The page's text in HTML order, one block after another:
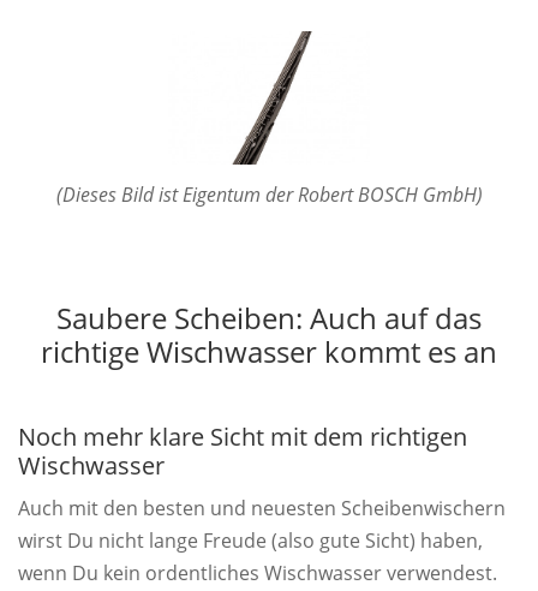
(Dieses Bild ist Eigentum der Robert BOSCH GmbH)
Saubere Scheiben: Auch auf das
richtige Wischwasser kommt es an
Noch mehr klare Sicht mit dem richtigen
Wischwasser
Auch mit den besten und neuesten Scheibenwischern
wirst Du nicht lange Freude (also gute Sicht) haben,
wenn Du kein ordentliches Wischwasser verwendest.